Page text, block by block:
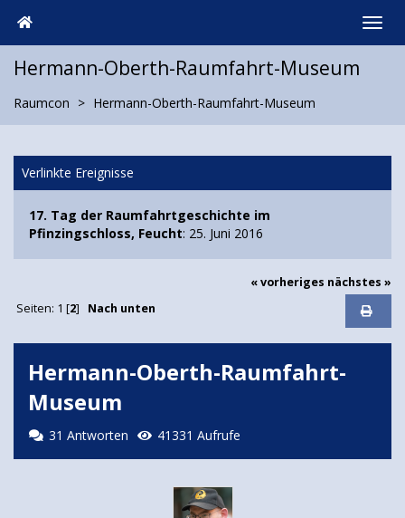
Hermann-Oberth-Raumfahrt-Museum
Raumcon Hermann-Oberth-Raumfahrt-Museum
Verlinkte Ereignisse
17. Tag der Raumfahrtgeschichte im
Pfinzingschloss, Feucht: 25. Juni 2016
« vorheriges nächstes »
Seiten: 1 [2] Nach unten
Hermann-Oberth-Raumfahrt-
Museum
31 Antworten 41331 Aufrufe